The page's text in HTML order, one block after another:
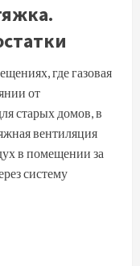
где газовая
от
старых домов, в
вентиляция
в помещении за
систему